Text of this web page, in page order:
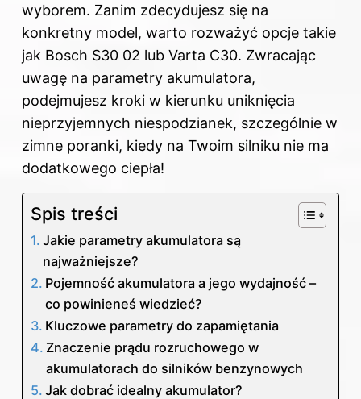
wyborem. Zanim zdecydujesz się na
konkretny model, warto rozważyć opcje takie
jak Bosch S30 02 lub Varta C30. Zwracając
uwagę na parametry akumulatora,
podejmujesz kroki w kierunku uniknięcia
nieprzyjemnych niespodzianek, szczególnie w
zimne poranki, kiedy na Twoim silniku nie ma
dodatkowego ciepła!
Spis treści
Jakie parametry akumulatora są
najważniejsze?
Pojemność akumulatora a jego wydajność –
co powinieneś wiedzieć?
Kluczowe parametry do zapamiętania
Znaczenie prądu rozruchowego w
akumulatorach do silników benzynowych
Jak dobrać idealny akumulator?